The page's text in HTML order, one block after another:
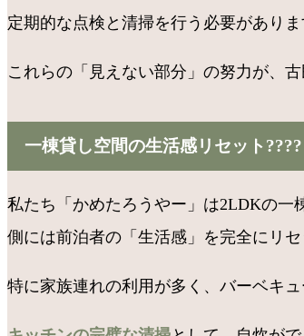
定期的な点検と清掃を行う必要がありま
これらの「見えない部分」の努力が、
一棟貸し空間の生活感リセット????
私たち「かめたろうやー」は2LDKの一
側には前泊者の「生活感」を完全にリ
特に家族連れの利用が多く、バーベキ